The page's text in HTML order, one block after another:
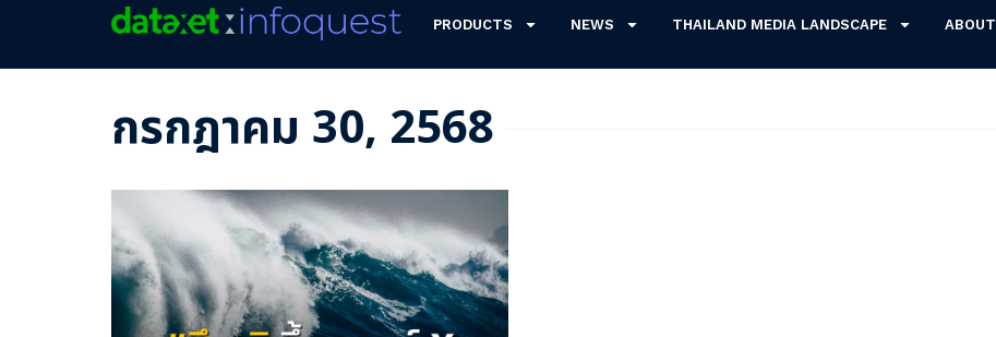
PRODUCTS NEWS THAILAND MEDIA LANDSCAPE ABOUT
กรกฎาคม 30, 2568